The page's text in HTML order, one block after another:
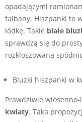
opadającymi
falbany. Hiszpanki to
łódkę. Takie białe
sprawdzą się do
rozkloszowaną
Bluzki hiszpanki w
Prawdziwie
kwiaty. Taka